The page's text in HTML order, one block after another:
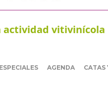
actividad vitivinícola
ESPECIALES AGENDA CATAS